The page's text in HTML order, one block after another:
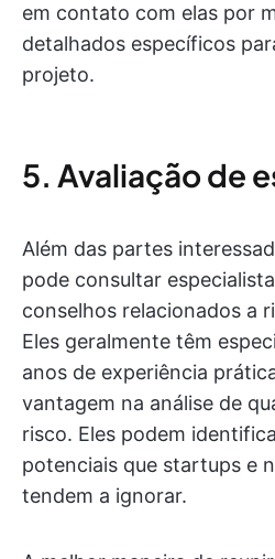
em contato com elas por
detalhados específicos
projeto.
5. Avaliação de
Além das partes
pode consultar
conselhos relacionados a
Eles geralmente têm
anos de experiência
vantagem na análise de
risco. Eles podem
potenciais que startups e
tendem a ignorar.